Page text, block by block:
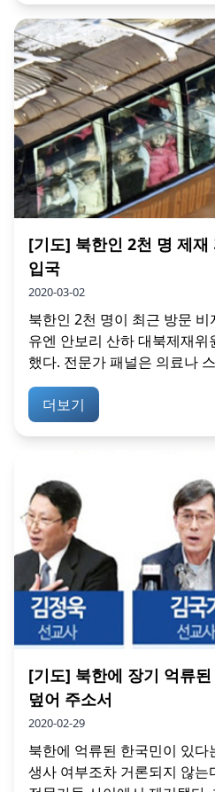
[기도] 북한인 2천 명 제재
입국
2020-03-02
북한인 2천 명이 최근 방문
유엔 안보리 산하 대북제재위
했다. 전문가 패널은 의료나
더보기
[기도] 북한에 장기 억류
덮어 주소서
2020-02-29
북한에 억류된 한국민이 있
생사 여부조차 거론되지 않는